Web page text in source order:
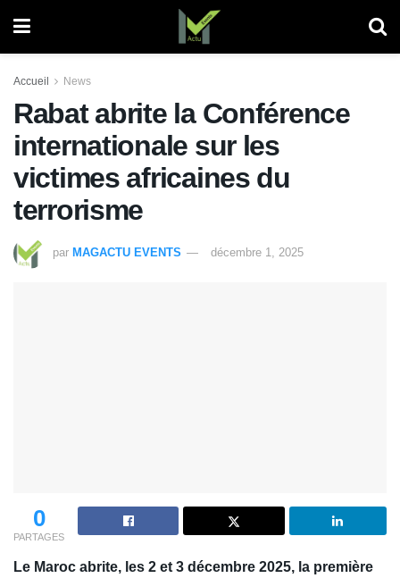
Accueil News
Rabat abrite la Conférence
internationale sur les
victimes africaines du
terrorisme
par MAGACTU EVENTS décembre 1, 2025
0
PARTAGES
Le Maroc abrite, les 2 et 3 décembre 2025, la première